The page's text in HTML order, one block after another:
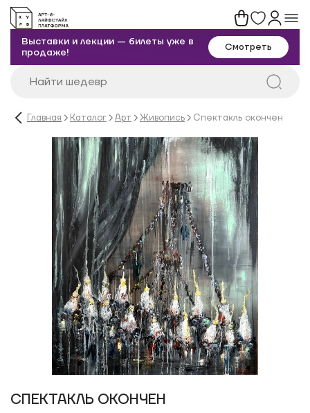
Выставки и лекции — билеты уже в
продаже!
Смотреть
Главная Каталог Арт Живопись Спектакль окончен
СПЕКТАКЛЬ ОКОНЧЕН